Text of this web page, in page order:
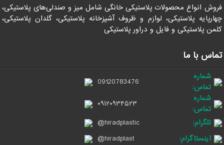
فروش انواع محصولات پلاستیکی خانگی شامل میز و صندلی‌های پلاستیکی،
چهارپایه پلاستیکی، لوازم و ظروف آشپزخانه پلاستیکی، گلدان پلاستیکی،
کلمن پلاستیکی و فایل و دراور پلاستیکی
تماس با ما
شماره
تماس:
09120783476
شماره
تماس:
۰۹۱۲۰۹۳۴۵۲۳
تلگرام:
@hiradplastic
اینستاگرام:
@hiradplast